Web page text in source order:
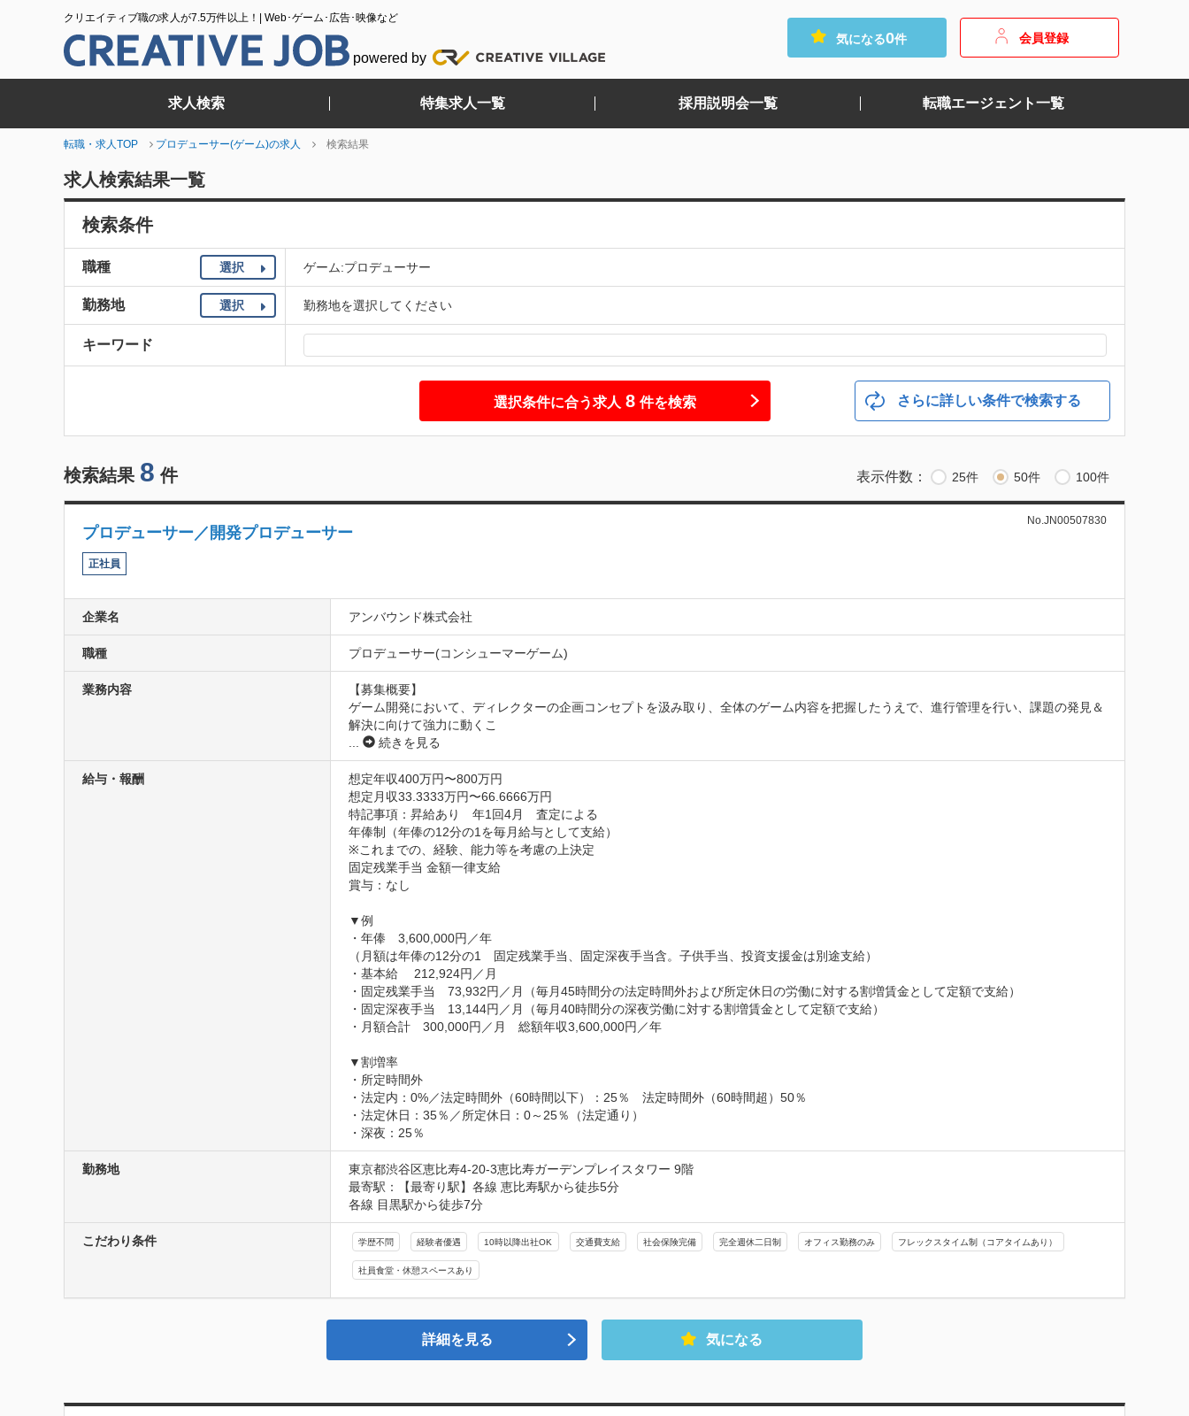
クリエイティブ職の求人が7.5万件以上！| Web･ゲーム･広告･映像など
powered by
気になる0件 会員登録
求人検索 特集求人一覧 採用説明会一覧 転職エージェント一覧
転職・求人TOP プロデューサー(ゲーム)の求人 検索結果
求人検索結果一覧
検索条件
職種 選択 ゲーム:プロデューサー
勤務地 選択 勤務地を選択してください
キーワード
さらに詳しい条件で検索する
選択条件に合う求人 8 件を検索
検索結果 8 件 表示件数： 25件 50件 100件
プロデューサー／開発プロデューサー
No.JN00507830
正社員
企業名 アンバウンド株式会社
職種 プロデューサー(コンシューマーゲーム)
業務内容
【募集概要】
ゲーム開発において、ディレクターの企画コンセプトを汲み取り、全体のゲーム内容を把握したうえで、進行管理を行い、課題の発見＆
解決に向けて強力に動くこ
続きを見る
給与・報酬
想定年収400万円〜800万円
想定月収33.3333万円〜66.6666万円
特記事項：昇給あり　年1回4月　査定による
年俸制（年俸の12分の1を毎月給与として支給）
※これまでの、経験、能力等を考慮の上決定
固定残業手当 金額一律支給
賞与：なし
▼例
・年俸　3,600,000円／年
（月額は年俸の12分の1　固定残業手当、固定深夜手当含。子供手当、投資支援金は別途支給）
・基本給 　212,924円／月
・固定残業手当　73,932円／月（毎月45時間分の法定時間外および所定休日の労働に対する割増賃金として定額で支給）
・固定深夜手当　13,144円／月（毎月40時間分の深夜労働に対する割増賃金として定額で支給）
・月額合計　300,000円／月　総額年収3,600,000円／年
▼割増率
・所定時間外
・法定内：0%／法定時間外（60時間以下）：25％　法定時間外（60時間超）50％
・法定休日：35％／所定休日：0～25％（法定通り）
・深夜：25％
勤務地
東京都渋谷区恵比寿4-20-3恵比寿ガーデンプレイスタワー 9階
最寄駅：【最寄り駅】各線 恵比寿駅から徒歩5分
各線 目黒駅から徒歩7分
こだわり条件 学歴不問 経験者優遇 10時以降出社OK 交通費支給 社会保険完備 完全週休二日制 オフィス勤務のみ フレックスタイム制（コアタイムあり）
社員食堂・休憩スペースあり
詳細を見る 気になる